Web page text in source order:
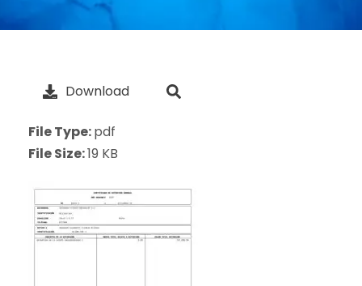
Download
File Type:pdf
File Size:19 KB